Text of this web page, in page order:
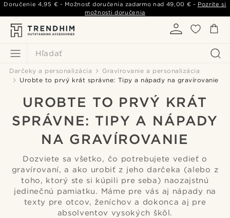
Hľadať
Doručenie4,95 € - Možnosť doručenia zadarmo nad 49,00 € - Pozrite si
možnosti doručenia
Darčeky a personalizácia
Gravírovanie a personalizácia
Urobte to prvý krát správne: Tipy a nápady na gravírovanie
UROBTE TO PRVÝ KRÁT
SPRÁVNE: TIPY A NÁPADY
NA GRAVÍROVANIE
Dozviete sa všetko, čo potrebujete vedieť o
gravírovaní, a ako urobiť z jeho darčeka (alebo z
toho, ktorý ste si kúpili pre seba) naozajstnú
jedinečnú pamiatku. Máme pre vás aj nápady na
texty pre otcov, ženíchov a dokonca aj pre
absolventov vysokých škôl.